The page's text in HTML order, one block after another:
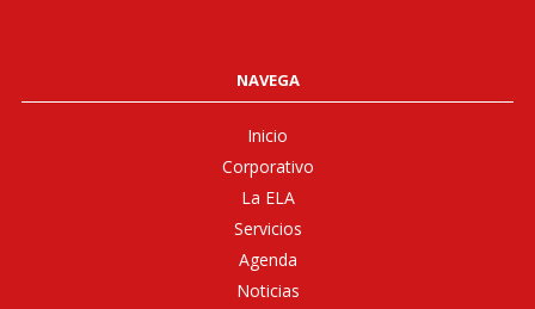
NAVEGA
Inicio
Corporativo
La ELA
Servicios
Agenda
Noticias